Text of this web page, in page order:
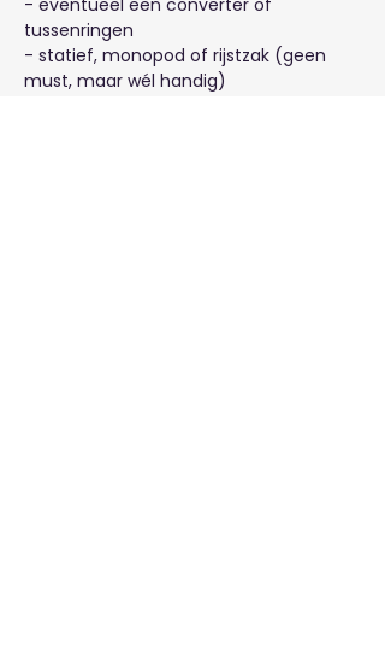
- eventueel een converter of
tussenringen
- statief, monopod of rijstzak (geen
must, maar wél handig)